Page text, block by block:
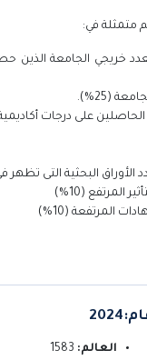
خريجي الجامعة الذين
(25%).
على درجات أكاديمية
البحثية التى تظهر فى
(10%)
المرتفعة (10%)
العالم: